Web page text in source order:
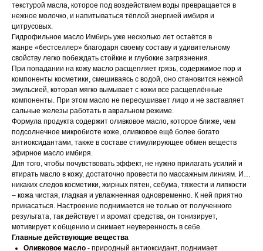
текстурой масла, которое под воздействием воды превращается в
нежное молочко, и напитываться тёплой энергией имбиря и
цитрусовых.
Гидрофильное масло Имбирь уже несколько лет остаётся в
жанре «бестселлер» благодаря своему составу и удивительному
свойству легко побеждать стойкие и глубокие загрязнения.
При попадании на кожу масло расщепляет грязь, содержимое пор и
компоненты косметики, смешиваясь с водой, оно становится нежной
эмульсией, которая мягко вымывает с кожи все расщеплённые
компоненты. При этом масло не пересушивает лицо и не заставляет
сальные железы работать в авральном режиме.
Формула продукта содержит оливковое масло, которое ближе, чем
подсолнечное микробиоте коже, оливковое ещё более богато
антиоксидантами, также в составе стимулирующее обмен веществ
эфирное масло имбиря.
Для того, чтобы почувствовать эффект, не нужно прилагать усилий и
втирать масло в кожу, достаточно провести по массажным линиям. И…
никаких следов косметики, жирных пятен, себума, тяжести и липкости
– кожа чистая, гладкая и увлажненная одновременно. К ней приятно
прикасаться. Настроение поднимается не только от полученного
результата, так действует и аромат средства, он тонизирует,
мотивирует к общению и снимает неуверенность в себе.
Главные действующие вещества
Оливковое масло - природный антиоксидант, поднимает